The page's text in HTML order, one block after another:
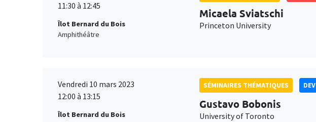
11:30 à 12:45
Îlot Bernard du Bois
Amphithéâtre
Micaela Sviatschi
Princeton University
Vendredi 10 mars 2023
12:00 à 13:15
Îlot Bernard du Bois
SÉMINAIRES THÉMATIQUES
Gustavo Bobonis
University of Toronto